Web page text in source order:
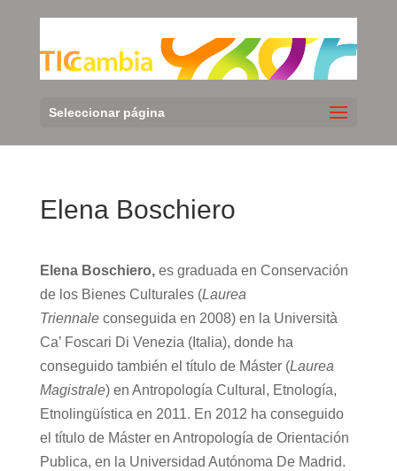
Seleccionar página
Elena Boschiero
Elena Boschiero, es graduada en Conservación
de los Bienes Culturales (Laurea
Triennaleconseguida en 2008) en la Università
Ca’ Foscari Di Venezia (Italia), donde ha
conseguido también el título de Máster (Laurea
Magistrale) en Antropología Cultural, Etnología,
Etnolingüística en 2011. En 2012 ha conseguido
el título de Máster en Antropología de Orientación
Publica, en la Universidad Autónoma De Madrid.